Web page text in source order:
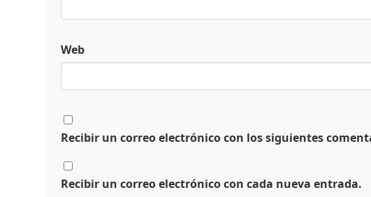
Web
Recibir un correo electrónico con los siguientes
Recibir un correo electrónico con cada nueva entrada.